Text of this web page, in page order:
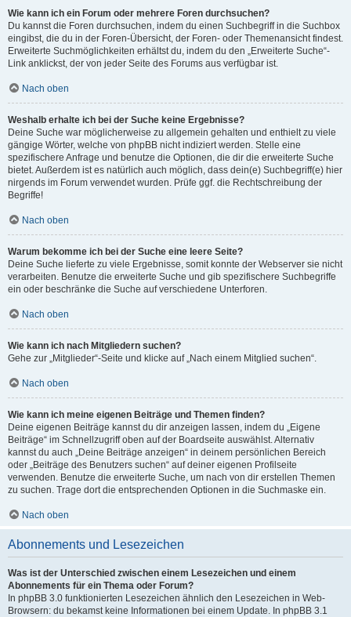
Wie kann ich ein Forum oder mehrere Foren durchsuchen?
Du kannst die Foren durchsuchen, indem du einen Suchbegriff in die Suchbox
eingibst, die du in der Foren-Übersicht, der Foren- oder Themenansicht findest.
Erweiterte Suchmöglichkeiten erhältst du, indem du den „Erweiterte Suche“-
Link anklickst, der von jeder Seite des Forums aus verfügbar ist.
Nach oben
Weshalb erhalte ich bei der Suche keine Ergebnisse?
Deine Suche war möglicherweise zu allgemein gehalten und enthielt zu viele
gängige Wörter, welche von phpBB nicht indiziert werden. Stelle eine
spezifischere Anfrage und benutze die Optionen, die dir die erweiterte Suche
bietet. Außerdem ist es natürlich auch möglich, dass dein(e) Suchbegriff(e) hier
nirgends im Forum verwendet wurden. Prüfe ggf. die Rechtschreibung der
Begriffe!
Nach oben
Warum bekomme ich bei der Suche eine leere Seite?
Deine Suche lieferte zu viele Ergebnisse, somit konnte der Webserver sie nicht
verarbeiten. Benutze die erweiterte Suche und gib spezifischere Suchbegriffe
ein oder beschränke die Suche auf verschiedene Unterforen.
Nach oben
Wie kann ich nach Mitgliedern suchen?
Gehe zur „Mitglieder“-Seite und klicke auf „Nach einem Mitglied suchen“.
Nach oben
Wie kann ich meine eigenen Beiträge und Themen finden?
Deine eigenen Beiträge kannst du dir anzeigen lassen, indem du „Eigene
Beiträge“ im Schnellzugriff oben auf der Boardseite auswählst. Alternativ
kannst du auch „Deine Beiträge anzeigen“ in deinem persönlichen Bereich
oder „Beiträge des Benutzers suchen“ auf deiner eigenen Profilseite
verwenden. Benutze die erweiterte Suche, um nach von dir erstellen Themen
zu suchen. Trage dort die entsprechenden Optionen in die Suchmaske ein.
Nach oben
Abonnements und Lesezeichen
Was ist der Unterschied zwischen einem Lesezeichen und einem
Abonnements für ein Thema oder Forum?
In phpBB 3.0 funktionierten Lesezeichen ähnlich den Lesezeichen in Web-
Browsern: du bekamst keine Informationen bei einem Update. In phpBB 3.1